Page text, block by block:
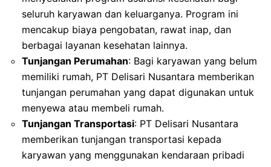
seluruh karyawan dan keluarganya. Program ini
mencakup biaya pengobatan, rawat inap, dan
berbagai layanan kesehatan lainnya.
Tunjangan Perumahan: Bagi karyawan yang belum
memiliki rumah, PT Delisari Nusantara memberikan
tunjangan perumahan yang dapat digunakan untuk
menyewa atau membeli rumah.
Tunjangan Transportasi: PT Delisari Nusantara
memberikan tunjangan transportasi kepada
karyawan yang menggunakan kendaraan pribadi